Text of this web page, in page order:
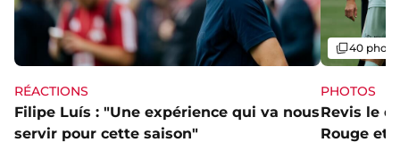
RÉACTIONS
Filipe Luís : "Une expérience qui va nous
servir pour cette saison"
PHOTOS
Revis le
Rouge et
Galerie
40